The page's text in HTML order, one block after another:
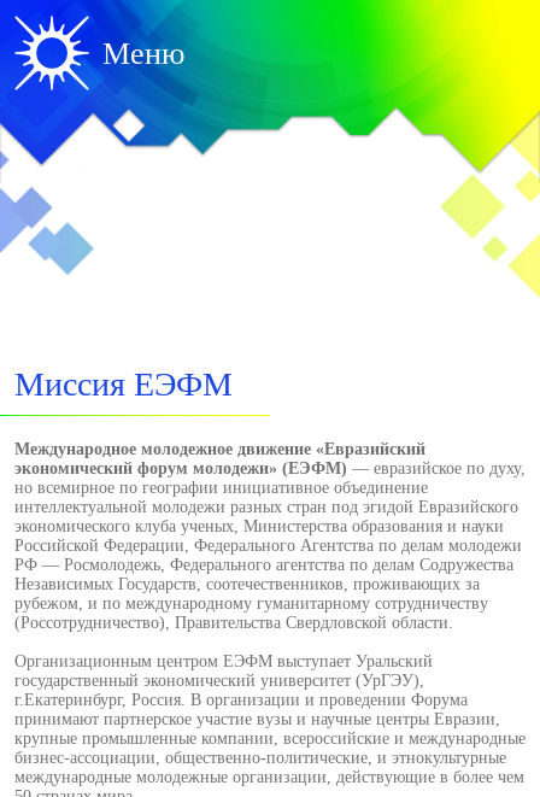
Меню
Миссия ЕЭФМ
Международное молодежное движение «Евразийский
экономический форум молодежи» (ЕЭФМ) — евразийское по духу,
но всемирное по географии инициативное объединение
интеллектуальной молодежи разных стран под эгидой Евразийского
экономического клуба ученых, Министерства образования и науки
Российской Федерации, Федерального Агентства по делам молодежи
РФ — Росмолодежь, Федерального агентства по делам Содружества
Независимых Государств, соотечественников, проживающих за
рубежом, и по международному гуманитарному сотрудничеству
(Россотрудничество), Правительства Свердловской области.
Организационным центром ЕЭФМ выступает Уральский
государственный экономический университет (УрГЭУ),
г.Екатеринбург, Россия. В организации и проведении Форума
принимают партнерское участие вузы и научные центры Евразии,
крупные промышленные компании, всероссийские и международные
бизнес-ассоциации, общественно-политические, и этнокультурные
международные молодежные организации, действующие в более чем